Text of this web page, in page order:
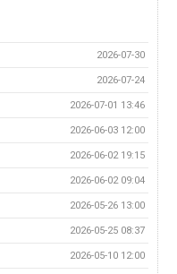
2026-07-30
2026-07-24
2026-07-01 13:46
2026-06-03 12:00
2026-06-02 19:15
2026-06-02 09:04
2026-05-26 13:00
2026-05-25 08:37
2026-05-10 12:00